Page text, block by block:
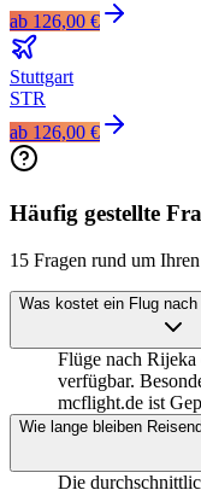
ab 126,00 €
Stuttgart
STR
ab 126,00 €
Häufig gestellte
15 Fragen rund um
Was kostet ein Flug
Flüge nach
verfügbar.
mcflight.de ist
Wie lange bleiben
Die